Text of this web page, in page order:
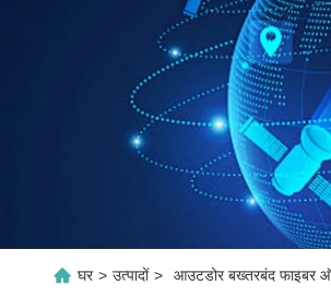
घर > उत्पादों > आउटडोर बख्तरबंद फाइबर